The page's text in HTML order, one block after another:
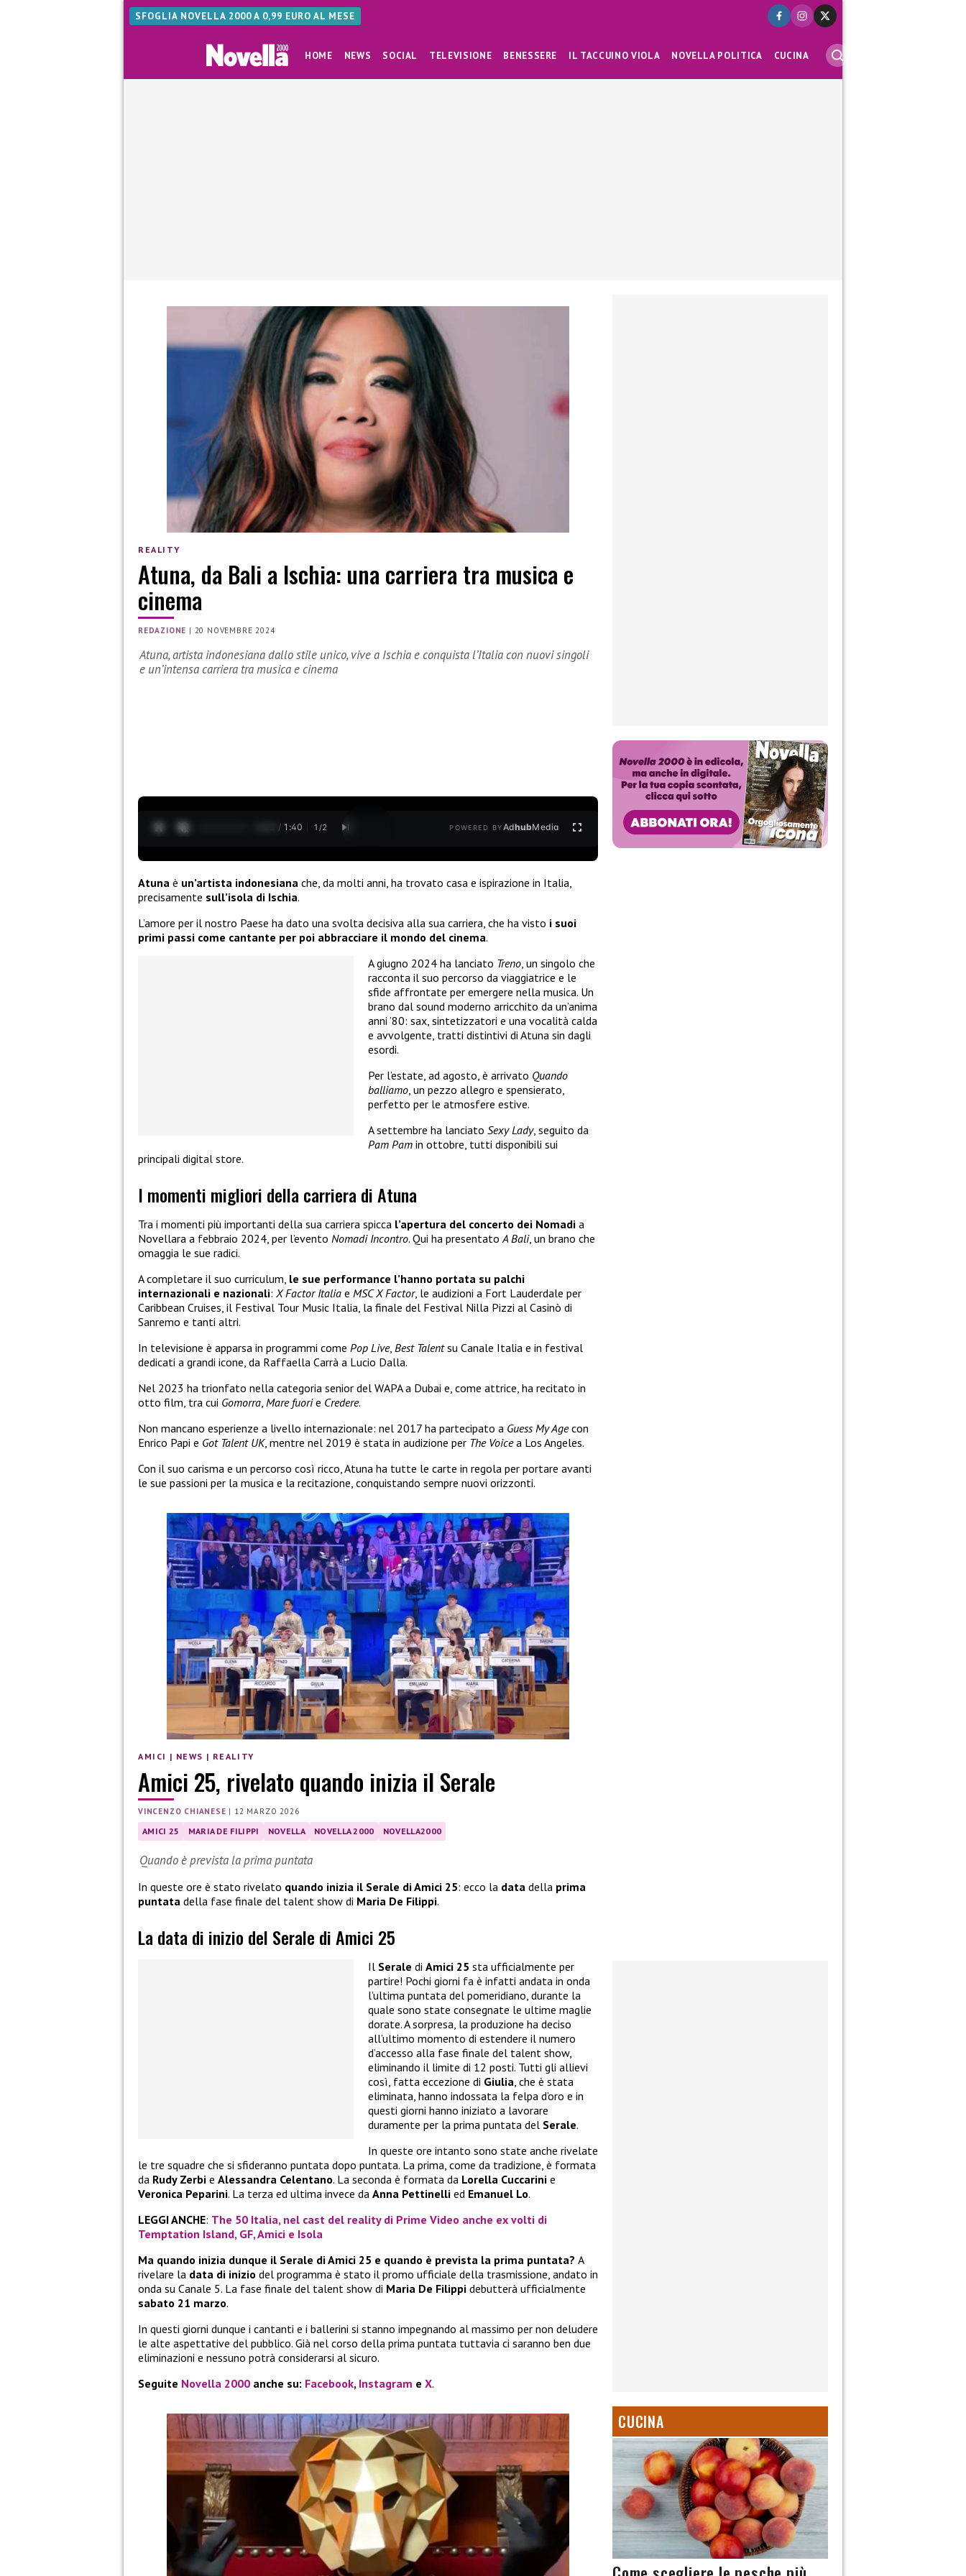
SFOGLIA NOVELLA 2000 A 0,99 EURO AL MESE
HOME NEWS SOCIAL TELEVISIONE BENESSERE IL TACCUINO VIOLA NOVELLA POLITICA CUCINA
REALITY
Atuna, da Bali a Ischia: una carriera tra musica e
cinema
REDAZIONE | 20 NOVEMBRE 2024
Atuna, artista indonesiana dallo stile unico, vive a Ischia e conquista l’Italia con nuovi singoli
e un’intensa carriera tra musica e cinema
0:04 / 1:40 1 /2 POWERED BYAdhubMedia
Atuna è un’artista indonesiana che, da molti anni, ha trovato casa e ispirazione in Italia,
precisamente sull’isola di Ischia.
L’amore per il nostro Paese ha dato una svolta decisiva alla sua carriera, che ha visto i suoi
primi passi come cantante per poi abbracciare il mondo del cinema.
A giugno 2024 ha lanciato Treno , un singolo che
racconta il suo percorso da viaggiatrice e le
sfide affrontate per emergere nella musica. Un
brano dal sound moderno arricchito da un’anima
anni ’80: sax, sintetizzatori e una vocalità calda
e avvolgente, tratti distintivi di Atuna sin dagli
esordi.
Per l’estate, ad agosto, è arrivato Quando
balliamo , un pezzo allegro e spensierato,
perfetto per le atmosfere estive.
A settembre ha lanciato Sexy Lady, seguito da
Pam Pam in ottobre, tutti disponibili sui
principali digital store.
I momenti migliori della carriera di Atuna
Tra i momenti più importanti della sua carriera spicca l’apertura del concerto dei Nomadi a
Novellara a febbraio 2024, per l’evento Nomadi Incontro. Qui ha presentatoA Bali, un brano che
omaggia le sue radici.
A completare il suo curriculum, le sue performance l’hanno portata su palchi
internazionali e nazionali: X Factor Italia e MSC X Factor, le audizioni a Fort Lauderdale per
Caribbean Cruises, il Festival Tour Music Italia, la finale del Festival Nilla Pizzi al Casinò di
Sanremo e tanti altri.
In televisione è apparsa in programmi come Pop Live, Best Talentsu Canale Italia e in festival
dedicati a grandi icone, da Raffaella Carrà a Lucio Dalla.
Nel 2023 ha trionfato nella categoria senior del WAPA a Dubai e, come attrice, ha recitato in
otto film, tra cui Gomorra, Mare fuorie Credere.
Non mancano esperienze a livello internazionale: nel 2017 ha partecipato a Guess My Agecon
Enrico Papi e Got Talent UK, mentre nel 2019 è stata in audizione per The Voicea Los Angeles.
Con il suo carisma e un percorso così ricco, Atuna ha tutte le carte in regola per portare avanti
le sue passioni per la musica e la recitazione, conquistando sempre nuovi orizzonti.
AMICI | NEWS | REALITY
Amici 25, rivelato quando inizia il Serale
VINCENZO CHIANESE | 12 MARZO 2026
AMICI 25 MARIA DE FILIPPI NOVELLA NOVELLA 2000 NOVELLA2000
Quando è prevista la prima puntata
In queste ore è stato rivelato quando inizia il Serale di Amici 25: ecco la data della prima
puntata della fase finale del talent show di Maria De Filippi.
La data di inizio del Serale di Amici 25
Il Serale di Amici 25 sta ufficialmente per
partire! Pochi giorni fa è infatti andata in onda
l’ultima puntata del pomeridiano, durante la
quale sono state consegnate le ultime maglie
dorate. A sorpresa, la produzione ha deciso
all’ultimo momento di estendere il numero
d’accesso alla fase finale del talent show,
eliminando il limite di 12 posti. Tutti gli allievi
così, fatta eccezione di Giulia, che è stata
eliminata, hanno indossata la felpa d’oro e in
questi giorni hanno iniziato a lavorare
duramente per la prima puntata del Serale.
In queste ore intanto sono state anche rivelate
le tre squadre che si sfideranno puntata dopo puntata. La prima, come da tradizione, è formata
da Rudy Zerbi e Alessandra Celentano. La seconda è formata da Lorella Cuccarini e
Veronica Peparini. La terza ed ultima invece da Anna Pettinelli ed Emanuel Lo.
LEGGI ANCHE: The 50 Italia, nel cast del reality di Prime Video anche ex volti di
Temptation Island, GF, Amici e Isola
Ma quando inizia dunque il Serale di Amici 25 e quando è prevista la prima puntata? A
rivelare la data di inizio del programma è stato il promo ufficiale della trasmissione, andato in
onda su Canale 5. La fase finale del talent show di Maria De Filippi debutterà ufficialmente
sabato 21 marzo.
In questi giorni dunque i cantanti e i ballerini si stanno impegnando al massimo per non deludere
le alte aspettative del pubblico. Già nel corso della prima puntata tuttavia ci saranno ben due
eliminazioni e nessuno potrà considerarsi al sicuro.
Seguite Novella 2000 anche su: Facebook, Instagram e X.
CUCINA